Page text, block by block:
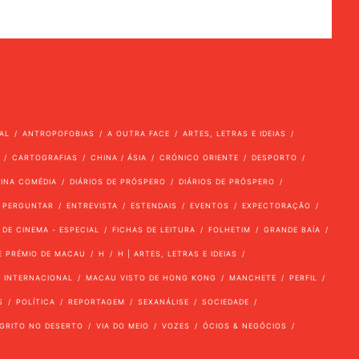
ANTROPOFOBIAS A OUTRA FACE ARTES, LETRAS E IDEIAS
CARTOGRAFIAS CHINA / ÁSIA CRÓNICO ORIENTE DESPORTO
COMÉDIA DIÁRIOS DE PRÓSPERO DIÁRIOS DE PRÓSPERO
ENTREVISTA ESTENDAIS EVENTOS EXPECTORAÇÃO
CINEMA - ESPECIAL FICHAS DE LEITURA FOLHETIM GRANDE BAÍA
PRÉMIO DE MACAU H H | ARTES, LETRAS E IDEIAS
INTERNACIONAL MACAU VISTO DE HONG KONG MANCHETE PERFIL
POLÍTICA REPORTAGEM SEXANÁLISE SOCIEDADE
NO DESERTO VIA DO MEIO VOZES ÓCIOS & NEGÓCIOS